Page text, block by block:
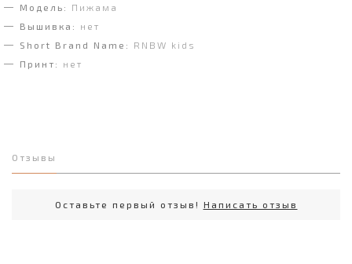
Модель:
Пижама
Вышивка:
нет
Short Brand Name:
RNBW kids
Принт:
нет
Отзывы
Оставьте первый отзыв! Написать отзыв